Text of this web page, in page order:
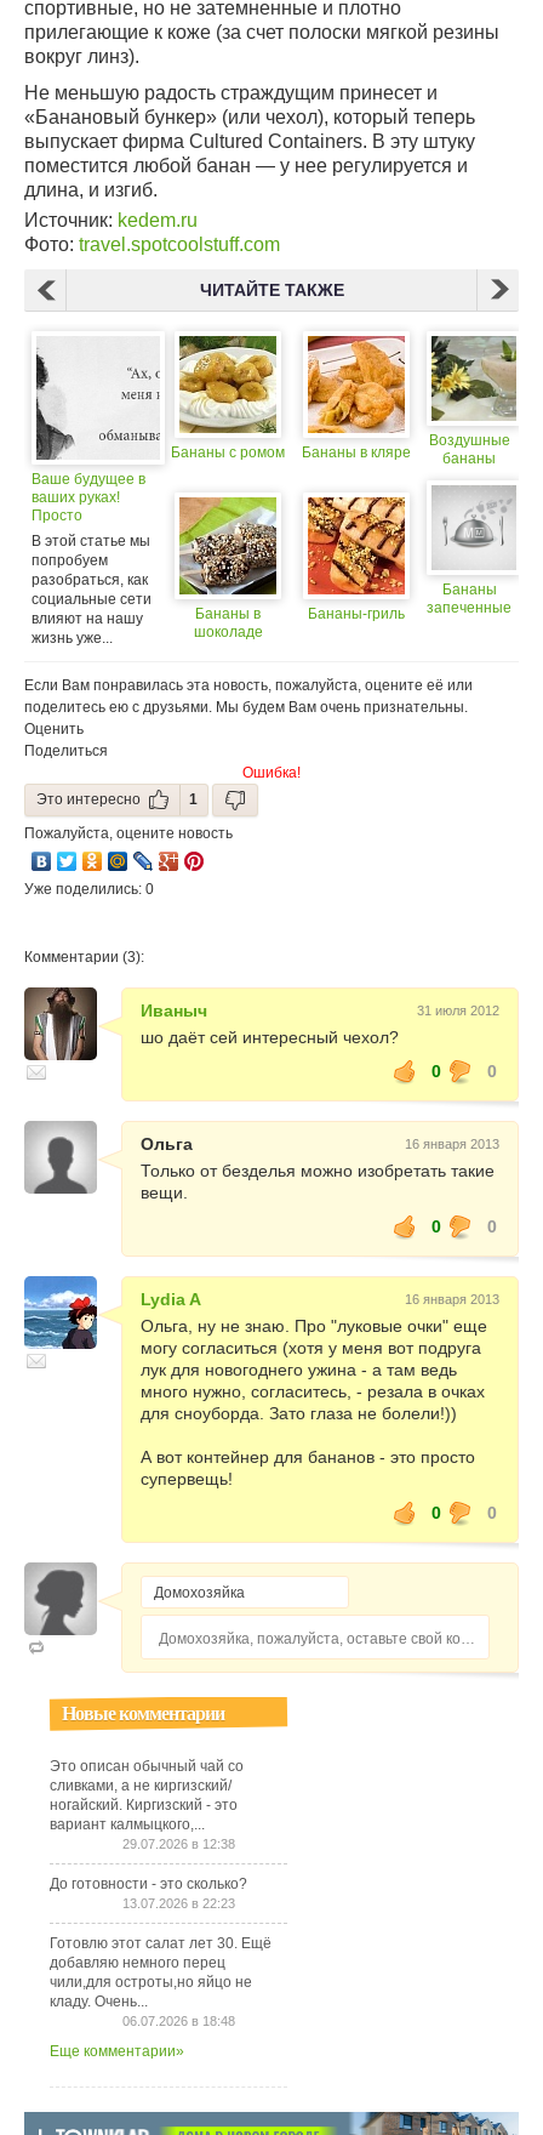
спортивные, но не затемненные и плотно
прилегающие к коже (за счет полоски мягкой резины
вокруг линз).
Не меньшую радость страждущим принесет и
«Банановый бункер» (или чехол), который теперь
выпускает фирма Cultured Containers. В эту штуку
поместится любой банан — у нее регулируется и
длина, и изгиб.
Источник: kedem.ru
Фото: travel.spotcoolstuff.com
ЧИТАЙТЕ ТАКЖЕ
Ваше будущее в
ваших руках!
Просто
перестаньте
врать в прошлом.
В этой статье мы
попробуем
разобраться, как
социальные сети
влияют на нашу
жизнь уже...
Бананы с ромом
Бананы в
шоколаде
Бананы в кляре
Бананы-гриль
Воздушные
бананы
Бананы
запеченные
Если Вам понравилась эта новость, пожалуйста, оцените её или
поделитесь ею с друзьями. Мы будем Вам очень признательны.
Оценить
Поделиться
Ошибка!
Это интересно
1
Пожалуйста, оцените новость
Уже поделились: 0
Комментарии (3):
Иваныч 31 июля 2012
шо даёт сей интересный чехол?
0
0
Ольга 16 января 2013
Только от безделья можно изобретать такие
вещи.
0
0
Lydia A 16 января 2013
Ольга, ну не знаю. Про "луковые очки" еще
могу согласиться (хотя у меня вот подруга
лук для новогоднего ужина - а там ведь
много нужно, согласитесь, - резала в очках
для сноуборда. Зато глаза не болели!))
А вот контейнер для бананов - это просто
супервещь!
0
0
Домохозяйка, пожалуйста, оставьте свой комментарий...
Новые комментарии
Это описан обычный чай со
сливками, а не киргизский/
ногайский. Киргизский - это
вариант калмыцкого,...
29.07.2026 в 12:38
До готовности - это сколько?
13.07.2026 в 22:23
Готовлю этот салат лет 30. Ещё
добавляю немного перец
чили,для остроты,но яйцо не
кладу. Очень...
06.07.2026 в 18:48
Еще комментарии»